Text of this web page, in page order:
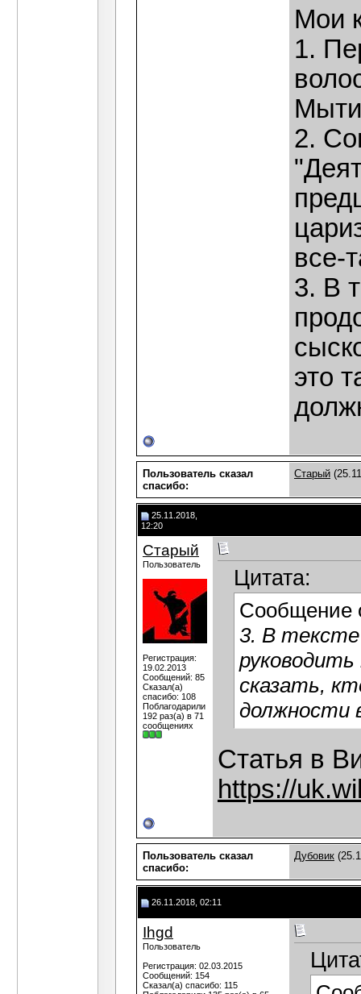
Мои
1.
2.
все-
3. В
это
Пользователь сказал
cпасибо:
Старый
25.11.2018,
12:20
Старый
Пользователь
Регистрация:
19.02.2013
Сообщений: 85
Сказал(а)
спасибо: 108
Поблагодарили
192 раз(а) в 71
сообщениях
Цитата:
Сообщение
3. В
сказать,
должности
Статья в
https://
Пользователь сказал
cпасибо:
Дубовик
26.11.2018, 02:11
Ihgd
Пользователь
Регистрация: 02.03.2015
Сообщений: 154
Сказал(а) спасибо: 115